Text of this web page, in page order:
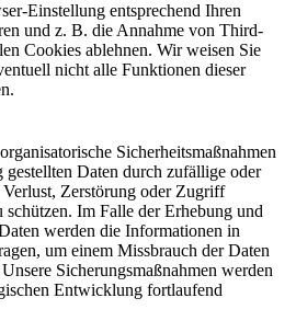
Einstellung entsprechend Ihren
und z. B. die Annahme von Third-
Cookies ablehnen. Wir weisen Sie
nicht alle Funktionen dieser
Sicherheitsmaßnahmen
Daten durch zufällige oder
Zerstörung oder Zugriff
schützen. Im Falle der Erhebung und
werden die Informationen in
um einem Missbrauch der Daten
Sicherungsmaßnahmen werden
Entwicklung fortlaufend